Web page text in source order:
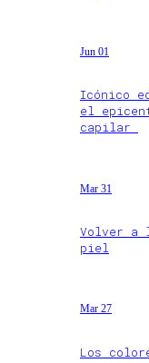
Jun 01
Icónico
el
capilar
Mar 31
Volver a
piel
Mar 27
Los